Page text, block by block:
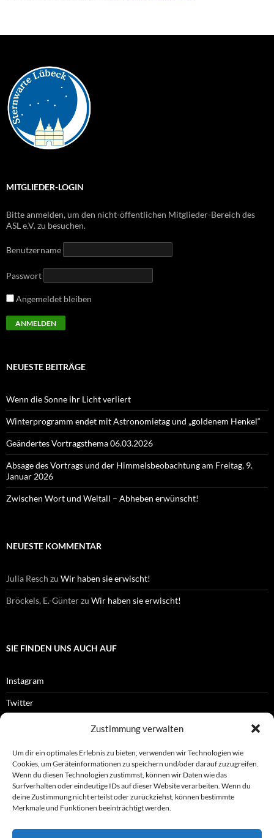
Zustimmung verwalten
Um dir ein optimales Erlebnis zu bieten, verwenden wir Technologien wie
Cookies, um Geräteinformationen zu speichern und/oder darauf zuzugreifen.
Wenn du diesen Technologien zustimmst, können wir Daten wie das
Surfverhalten oder eindeutige IDs auf dieser Website verarbeiten. Wenn du
deine Zustimmung nicht erteilst oder zurückziehst, können bestimmte
Merkmale und Funktionen beeinträchtigt werden.
MITGLIEDER-LOGIN
Bitte anmelden, um den nicht-öffentlichen Mitglieder-Bereich des
ASL e.V. zu besuchen.
Benutzername
Passwort
Angemeldet bleiben
NEUESTE BEITRÄGE
Wenn die Sonne ihr Licht verliert
Winterprogramm endet mit Astronomietag und „goldenem Henkel“
Geändertes Vortragsthema 06.03.2026
Absage des Vortrags und der Himmelsbeobachtung am Freitag, 9.
Januar 2026
Zwischen Wort und Weltall – Abheben erwünscht!
NEUESTE KOMMENTAR
Julia Resch zu Wir haben sie erwischt!
Bröckels, E.-Günterzu Wir haben sie erwischt!
SIE FINDEN UNS AUCH AUF
Instagram
Twitter
OFFIZIELLES
Impressum